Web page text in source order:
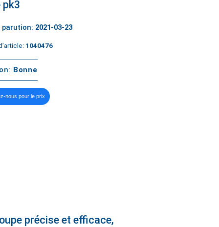
pk3
parution: 2021-03-23
1040476
Bonne
nous pour le prix
précise et efficace,